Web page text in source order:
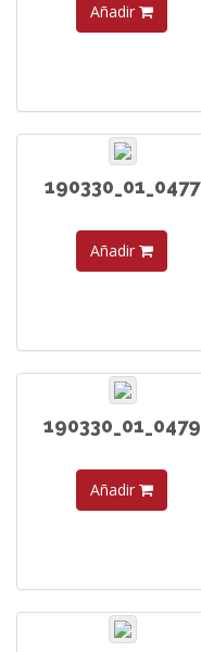
Añadir
190330_01_0477
Añadir
190330_01_0479
Añadir